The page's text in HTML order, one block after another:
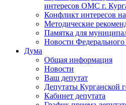
интересов ОМС г.
Конфликт интересов
Методические
Памятка для
Новости
Дума
Общая информация
Новости
Ваш депутат
Депутаты Курганской
Кабинет депутата